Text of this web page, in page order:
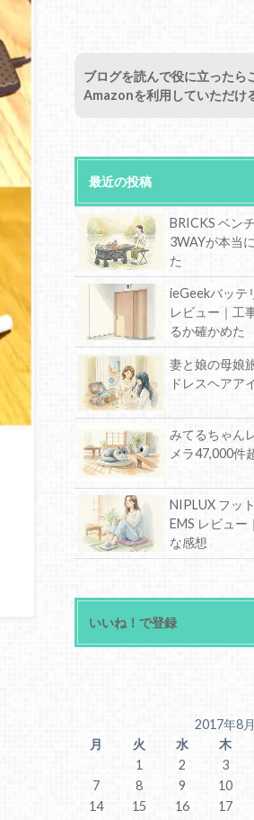
ブログを読んで役に立ったら
Amazonを利用していただけ
最近の投稿
BRICKS ベン
3WAYが本当
た
ieGeekバッテ
レビュー｜工
るか確かめた
妻と娘の母娘
ドレスヘアア
みてるちゃん
メラ47,000件
NIPLUX フッ
EMS レビュー
な感想
いいね！で登録
2017年8月
月
火 水 木
1
2 3
7
8 9 10
14
15 16 17